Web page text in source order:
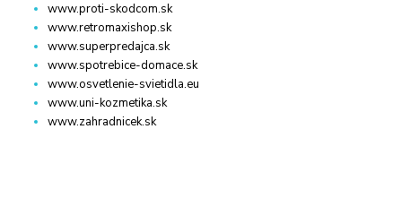
www.proti-skodcom.sk
www.retromaxishop.sk
www.superpredajca.sk
www.spotrebice-domace.sk
www.osvetlenie-svietidla.eu
www.uni-kozmetika.sk
www.zahradnicek.sk